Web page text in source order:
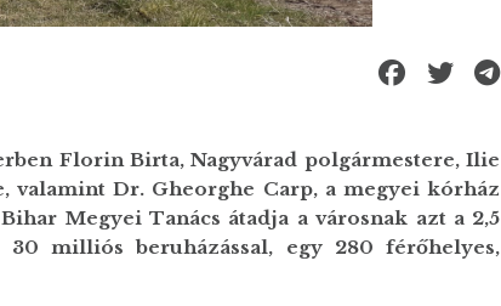
Florin Birta, Nagyvárad polgármestere, Ilie
Dr. Gheorghe Carp, a megyei kórház
Megyei Tanács átadja a városnak azt a 2,5
milliós beruházással, egy 280 férőhelyes,